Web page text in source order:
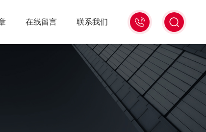
15006471345
在线留言 联系我们